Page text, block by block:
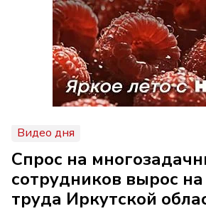
Видео дня
Спрос на
сотрудников вырос
труда Иркутской